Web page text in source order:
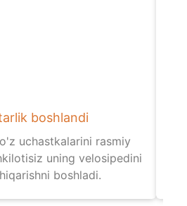
boshlandi
uchastkalarini rasmiy
uning velosipedini
boshladi.